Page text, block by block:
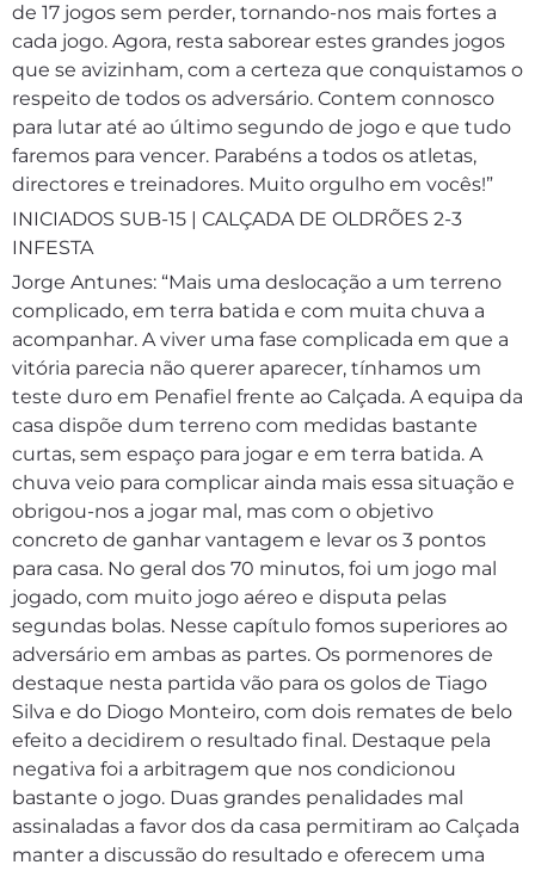
de 17 jogos sem perder, tornando-nos mais fortes a
cada jogo. Agora, resta saborear estes grandes jogos
que se avizinham, com a certeza que conquistamos o
respeito de todos os adversário. Contem connosco
para lutar até ao último segundo de jogo e que tudo
faremos para vencer. Parabéns a todos os atletas,
directores e treinadores. Muito orgulho em vocês!”
INICIADOS SUB-15 | CALÇADA DE OLDRÕES 2-3
INFESTA
Jorge Antunes: “Mais uma deslocação a um terreno
complicado, em terra batida e com muita chuva a
acompanhar. A viver uma fase complicada em que a
vitória parecia não querer aparecer, tínhamos um
teste duro em Penafiel frente ao Calçada. A equipa da
casa dispõe dum terreno com medidas bastante
curtas, sem espaço para jogar e em terra batida. A
chuva veio para complicar ainda mais essa situação e
obrigou-nos a jogar mal, mas com o objetivo
concreto de ganhar vantagem e levar os 3 pontos
para casa. No geral dos 70 minutos, foi um jogo mal
jogado, com muito jogo aéreo e disputa pelas
segundas bolas. Nesse capítulo fomos superiores ao
adversário em ambas as partes. Os pormenores de
destaque nesta partida vão para os golos de Tiago
Silva e do Diogo Monteiro, com dois remates de belo
efeito a decidirem o resultado final. Destaque pela
negativa foi a arbitragem que nos condicionou
bastante o jogo. Duas grandes penalidades mal
assinaladas a favor dos da casa permitiram ao Calçada
manter a discussão do resultado e oferecem uma